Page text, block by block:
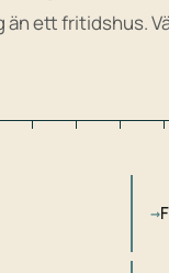
än ett fritidshus.